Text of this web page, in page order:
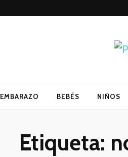
EMBARAZO BEBÉS NIÑOS
Etiqueta: